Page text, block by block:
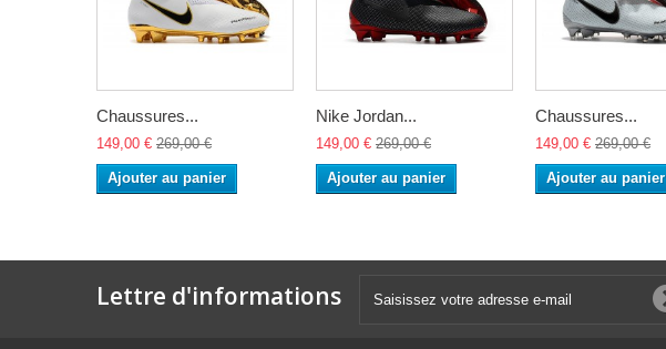
Chaussures...
149,00 € 269,00 €
Ajouter au panier
Nike Jordan...
149,00 € 269,00 €
Ajouter au panier
Chaussures...
149,00 € 269,00 €
Ajouter au panier
Lettre d'informations